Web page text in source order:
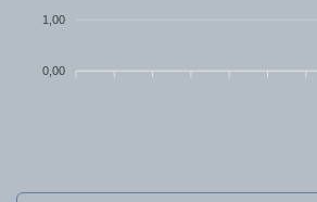
1,00
0,00